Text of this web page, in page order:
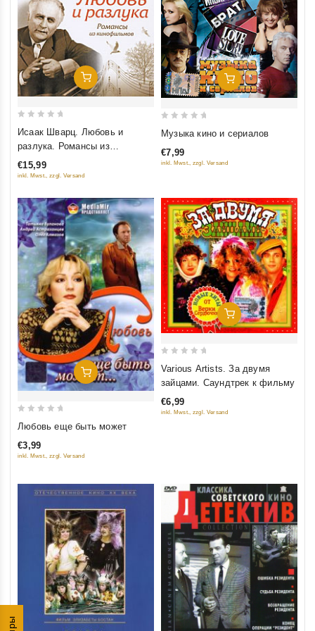
Добавить В Корзину
5
Исаак Шварц. Любовь и
разлука. Романсы из
кинофильмов
€15,99
inkl. Mwst., zzgl. Versand
Добавить В Корзину
out
of
Музыка кино и сериалов
€7,99
inkl. Mwst., zzgl. Versand
Добавить В Корзину
of
Любовь еще быть может
€3,99
inkl. Mwst., zzgl. Versand
Добавить В Корзину
5
Various Artists. За двумя
зайцами. Саундтрек к фильму
€6,99
inkl. Mwst., zzgl. Versand